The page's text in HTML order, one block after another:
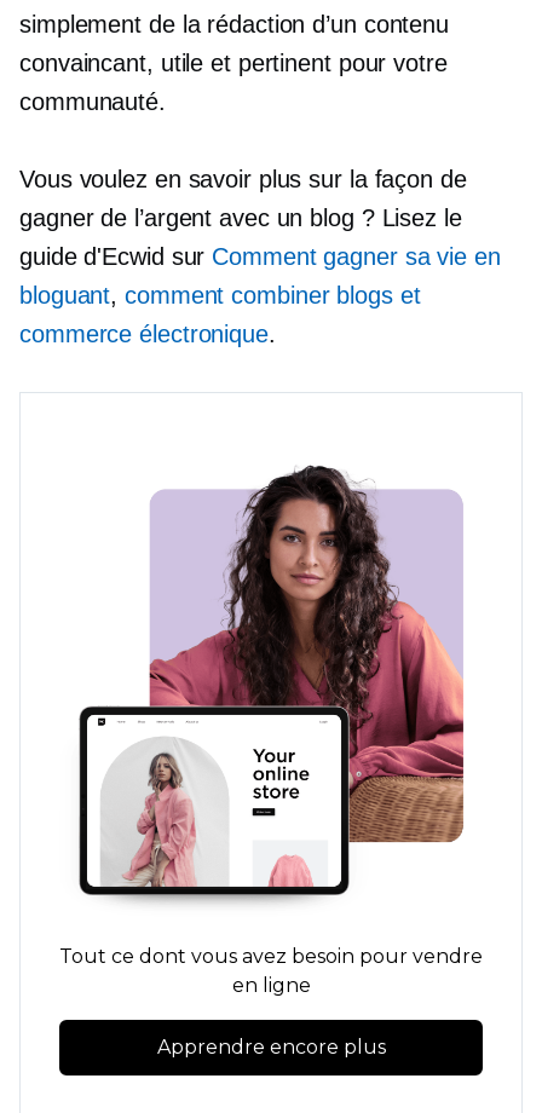
simplement de la rédaction d’un contenu
convaincant, utile et pertinent pour votre
communauté.
Vous voulez en savoir plus sur la façon de
gagner de l’argent avec un blog ? Lisez le
guide d'Ecwid sur Comment gagner sa vie en
bloguant,comment combiner blogs et
commerce électronique.
Tout ce dont vous avez besoin pour vendre
en ligne
Apprendre encore plus